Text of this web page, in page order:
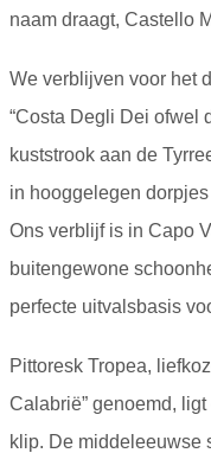
naam draagt, Castello
We verblijven voor het
“Costa Degli Dei ofwel
kuststrook aan de
in hooggelegen
Ons verblijf is in Capo
buitengewone
perfecte uitvalsbasis
Pittoresk Tropea,
Calabrië” genoemd,
klip. De middeleeuwse